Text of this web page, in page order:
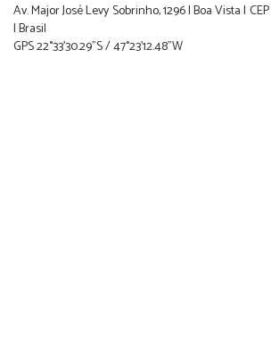
Av. Major José Levy Sobrinho, 1296 | Boa Vista |
| Brasil
GPS 22°33'30.29"S / 47°23'12.48"W